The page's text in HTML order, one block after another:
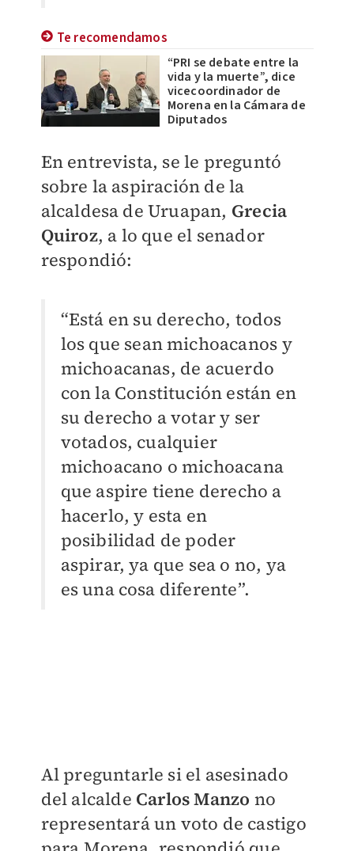
Te recomendamos
“PRI se debate entre la
vida y la muerte”, dice
vicecoordinador de
Morena en la Cámara de
Diputados
En entrevista, se le preguntó
sobre la aspiración de la
alcaldesa de Uruapan, Grecia
Quiroz, a lo que el senador
respondió:
“Está en su derecho, todos
los que sean michoacanos y
michoacanas, de acuerdo
con la Constitución están en
su derecho a votar y ser
votados, cualquier
michoacano o michoacana
que aspire tiene derecho a
hacerlo, y esta en
posibilidad de poder
aspirar, ya que sea o no, ya
es una cosa diferente”.
Al preguntarle si el asesinado
del alcalde Carlos Manzo no
representará un voto de castigo